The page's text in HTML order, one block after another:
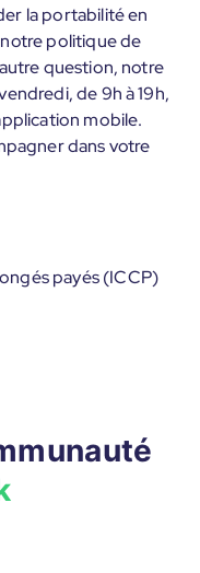
la portabilité en
politique de
question, notre
de 9h à 19h,
mobile.
dans votre
payés (ICCP)